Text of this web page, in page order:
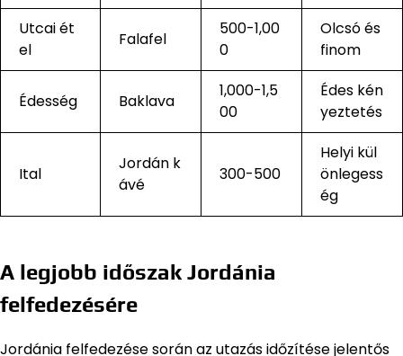
Utcai ét
el
Falafel
500-1,00
0
Olcsó és
finom
Édesség Baklava
1,000-1,5
00
Édes kén
yeztetés
Ital
Jordán k
ávé
300-500
Helyi kül
önlegess
ég
A legjobb időszak Jordánia
felfedezésére
Jordánia felfedezése során az utazás időzítése jelentős